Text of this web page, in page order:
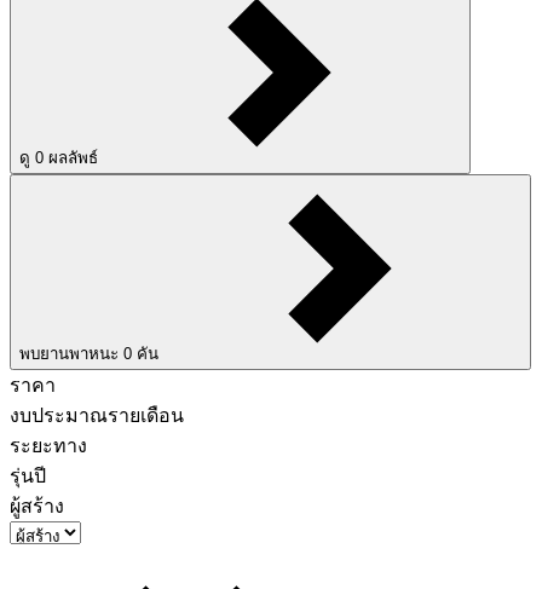
ดู 0 ผลลัพธ์
พบยานพาหนะ 0 คัน
ราคา
งบประมาณรายเดือน
ระยะทาง
รุ่นปี
ผู้สร้าง